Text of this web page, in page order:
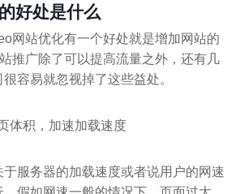
好处是什么
网站优化有一个好处就是增加网站的
推广除了可以提高流量之外，还有几
容易就忽视掉了这些益处。
体积，加速加载速度
于服务器的加载速度或者说用户的网速